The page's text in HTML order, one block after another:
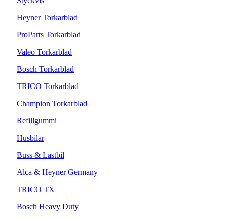
Heyner Torkarblad
ProParts Torkarblad
Valeo Torkarblad
Bosch Torkarblad
TRICO Torkarblad
Champion Torkarblad
Refillgummi
Husbilar
Buss & Lastbil
Alca & Heyner Germany
TRICO TX
Bosch Heavy Duty